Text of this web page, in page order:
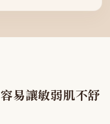
易讓敏弱肌不舒